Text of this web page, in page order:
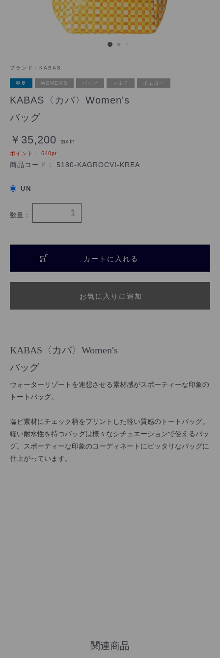
ブランド： KABAS
春夏 WOMEN'S バッグ マルチ イエロー
KABAS〈カバ〉Women's
バッグ
￥35,200 tax in
ポイント： 640pt
商品コード： 5180-KAGROCVI-KREA
UN
数量：
カートに入れる
お気に入りに追加
KABAS〈カバ〉Women's
バッグ
ウォーターリゾートを連想させる素材感がスポーティーな印象の
トートバッグ。
塩ビ素材にチェック柄をプリントした軽い質感のトートバッグ。
軽い耐水性を持つバッグは様々なシチュエーションで使えるバッ
グ。スポーティーな印象のコーディネートにピッタリなバッグに
仕上がっています。
関連商品